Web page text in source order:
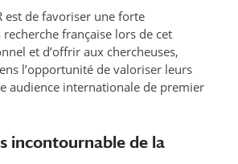
est de favoriser une forte
française lors de cet
et d’offrir aux chercheuses,
l’opportunité de valoriser leurs
audience internationale de premier
incontournable de la